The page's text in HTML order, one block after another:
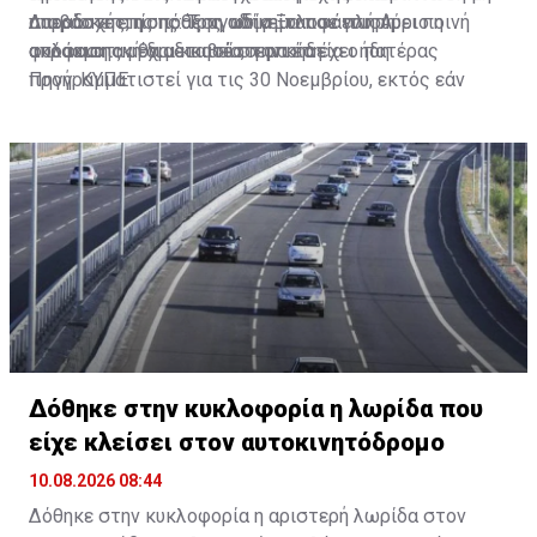
παραδοχής, η υπόθεση οδηγείται σε πλήρη
ακροαματική διαδικασία, η οποία έχει ήδη
προγραμματιστεί για τις 30 Νοεμβρίου, εκτός εάν
απερίσκεπτης πράξης, αδίκημα που επισύρει ποινή
φυλάκισης μέχρι και τέσσερα έτη.
Διαβάστε επίσης:Τραγωδία Ξυλοφάγου: Αύριο η
απόφαση αν θα μεταβεί στην κηδεία ο πατέρας
Πηγή: ΚΥΠΕ
Δόθηκε στην κυκλοφορία η λωρίδα που
είχε κλείσει στον αυτοκινητόδρομο
10.08.2026 08:44
Δόθηκε στην κυκλοφορία η αριστερή λωρίδα στον